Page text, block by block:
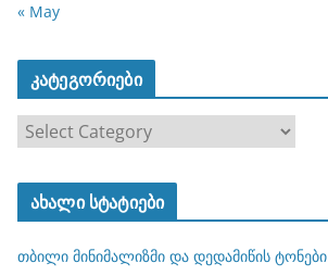
« May
კატეგორიები
ტ
ო
ახალი სტატიები
თბილი მინიმალიზმი და დედამიწის ტონები